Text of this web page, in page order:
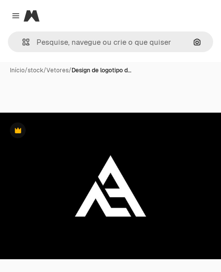
Close menu
Magnific
Início/stock/Vetores/Design de logotipo d…
Premium